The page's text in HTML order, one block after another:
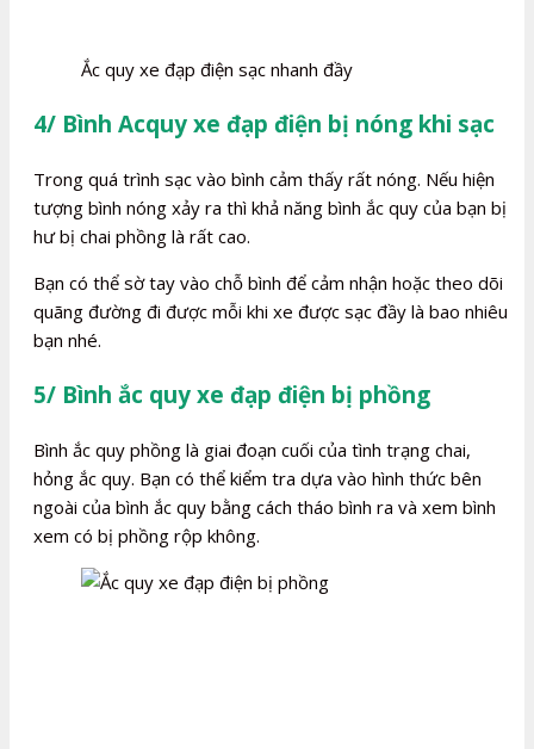
Ắc quy xe đạp điện sạc nhanh đầy
4/ Bình Acquy xe đạp điện bị nóng khi sạc
Trong quá trình sạc vào bình cảm thấy rất nóng. Nếu hiện
tượng bình nóng xảy ra thì khả năng bình ắc quy của bạn bị
hư bị chai phồng là rất cao.
Bạn có thể sờ tay vào chỗ bình để cảm nhận hoặc theo dõi
quãng đường đi được mỗi khi xe được sạc đầy là bao nhiêu
bạn nhé.
5/ Bình ắc quy xe đạp điện bị phồng
Bình ắc quy phồng là giai đoạn cuối của tình trạng chai,
hỏng ắc quy. Bạn có thể kiểm tra dựa vào hình thức bên
ngoài của bình ắc quy bằng cách tháo bình ra và xem bình
xem có bị phồng rộp không.